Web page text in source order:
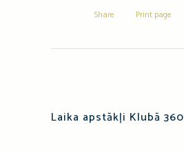
Share Print page
Laika apstākļi Klubā 360